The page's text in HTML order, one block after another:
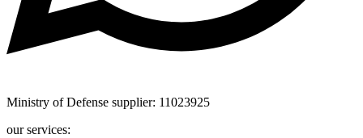
Ministry of Defense supplier: 11023925
our services: